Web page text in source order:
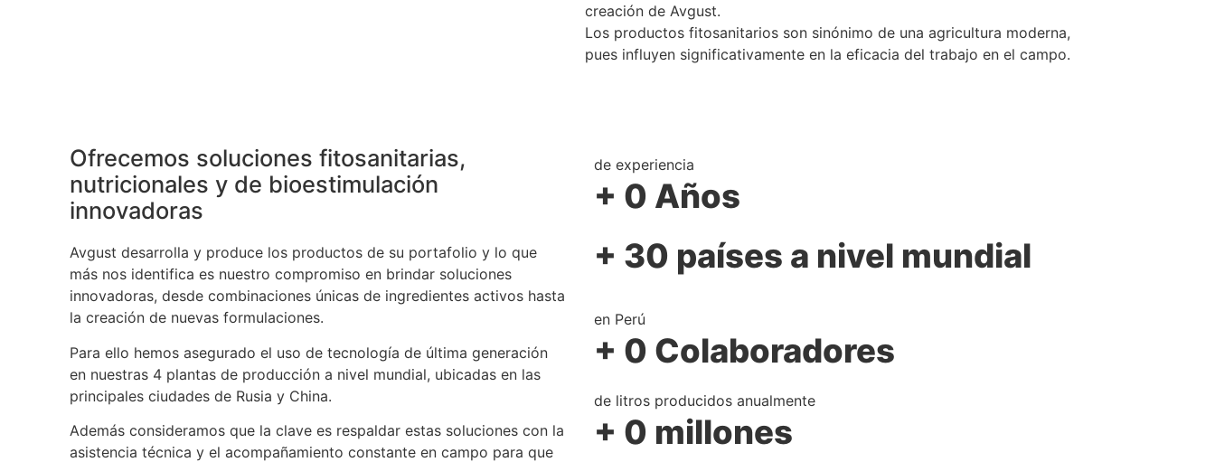
creación de Avgust.
Los productos fitosanitarios son sinónimo de una agricultura moderna,
pues influyen significativamente en la eficacia del trabajo en el campo.
Ofrecemos soluciones fitosanitarias,
nutricionales y de bioestimulación
innovadoras
Avgust desarrolla y produce los productos de su portafolio y lo que
más nos identifica es nuestro compromiso en brindar soluciones
innovadoras, desde combinaciones únicas de ingredientes activos hasta
la creación de nuevas formulaciones.
Para ello hemos asegurado el uso de tecnología de última generación
en nuestras 4 plantas de producción a nivel mundial, ubicadas en las
principales ciudades de Rusia y China.
Además consideramos que la clave es respaldar estas soluciones con la
asistencia técnica y el acompañamiento constante en campo para que
de experiencia
+ 0 Años
+ 30 países a nivel mundial
en Perú
+ 0 Colaboradores
de litros producidos anualmente
+ 0 millones